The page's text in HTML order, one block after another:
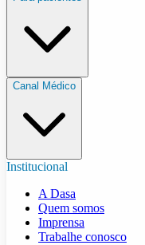
Canal Médico
Institucional
A Dasa
Quem somos
Imprensa
Trabalhe conosco